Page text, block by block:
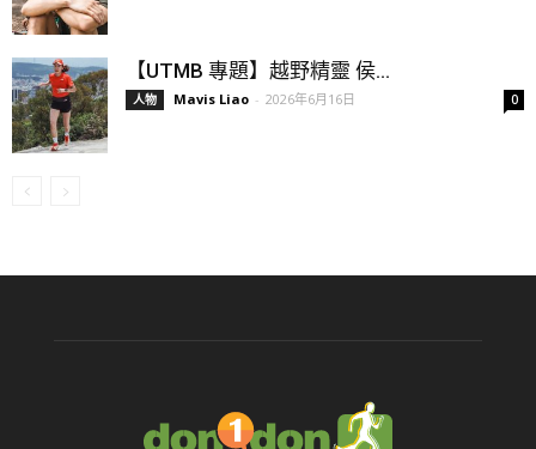
【UTMB 專題】越野精靈 侯...
人物 Mavis Liao - 2026年6月16日 0